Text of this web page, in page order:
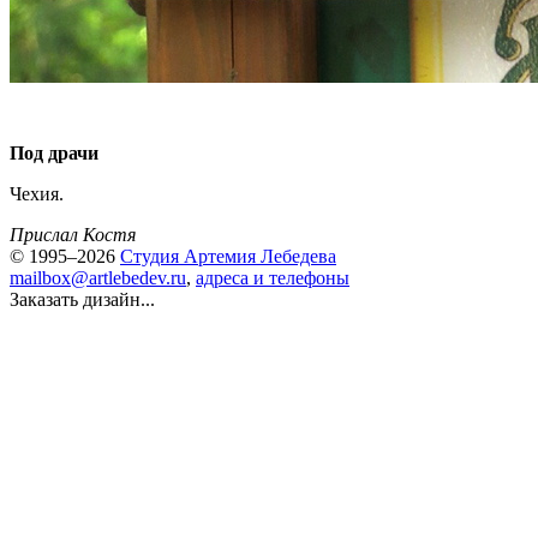
Под драчи
Чехия.
Прислал Костя
© 1995–2026 Студия Артемия Лебедева
mailbox@artlebedev.ru, адреса и телефоны
Заказать дизайн...